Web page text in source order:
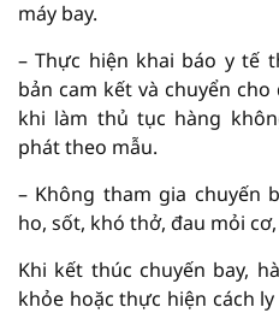
máy bay.
– Thực hiện khai báo y tế
bản cam kết và chuyển
khi làm thủ tục hàng
phát theo mẫu.
– Không tham gia chuyến
ho, sốt, khó thở, đau mỏi
Khi kết thúc chuyến bay,
khỏe hoặc thực hiện cách